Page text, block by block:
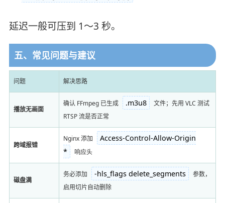
延迟一般可压到 1～3 秒。
五、常见问题与建议
问题 解决思路
播放无画面
确认 FFmpeg 已生成 .m3u8
文件；先用 VLC 测试
RTSP 流是否正常
跨域报错
Nginx 添加
Access-Control-Allow-Origin
*
响应头
磁盘满
务必添加 -hls_flags delete_segments
参数，
启用切片自动删除